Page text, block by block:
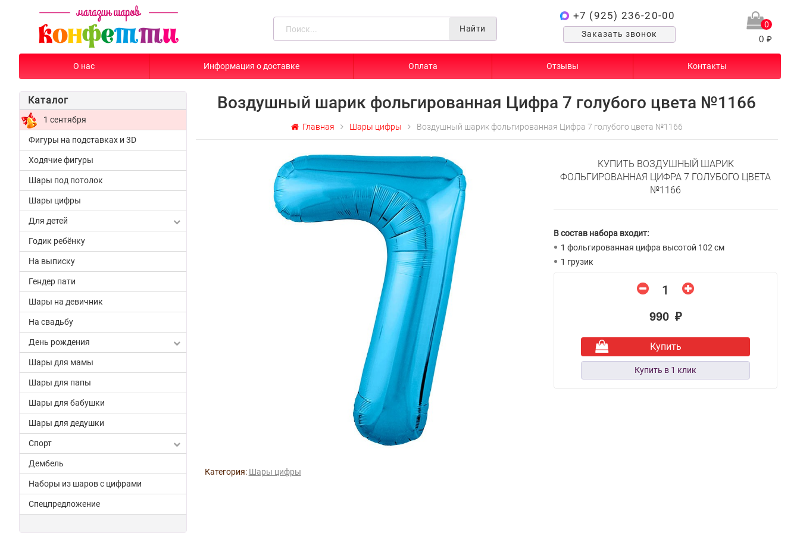
Найти
+7 (925) 236-20-00
Заказать звонок
0
0 ₽
О нас Информация о доставке Оплата Отзывы Контакты
Каталог
1 сентября
Фигуры на подставках и 3D
Ходячие фигуры
Шары под потолок
Шары цифры
Для детей
Годик ребёнку
На выписку
Гендер пати
Шары на девичник
На свадьбу
День рождения
Шары для мамы
Шары для папы
Шары для бабушки
Шары для дедушки
Спорт
Дембель
Наборы из шаров с цифрами
Спецпредложение
Воздушный шарик фольгированная Цифра 7 голубого цвета №1166
Главная Шары цифры Воздушный шарик фольгированная Цифра 7 голубого цвета №1166
Категория: Шары цифры
КУПИТЬ ВОЗДУШНЫЙ ШАРИК
ФОЛЬГИРОВАННАЯ ЦИФРА 7 ГОЛУБОГО ЦВЕТА
№1166
В состав набора входит:
1 фольгированная цифра высотой 102 см
1 грузик
990 ₽
Купить